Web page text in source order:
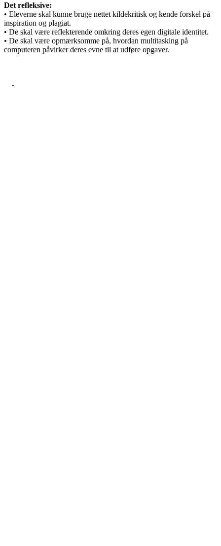
Det refleksive:
• Eleverne skal kunne bruge nettet kildekritisk og kende forskel på
inspiration og plagiat.
• De skal være reflekterende omkring deres egen digitale identitet.
• De skal være opmærksomme på, hvordan multitasking på
computeren påvirker deres evne til at udføre opgaver.